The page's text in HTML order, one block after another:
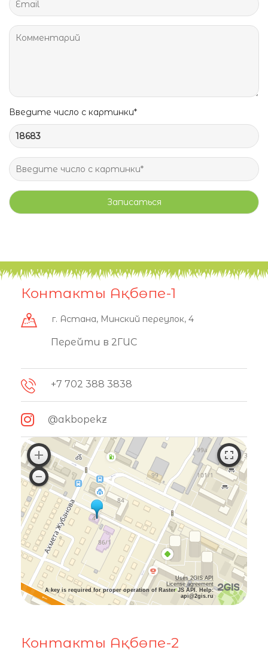
Введите число с картинки*
Записаться
Контакты Ақбөпе-1
г. Астана, Минский переулок, 4
Перейти в 2ГИС
+7 702 388 3838
@akbopekz
Uses 2GIS API
License agreement
A key is required for proper operation of Raster JS API. Help:
api@2gis.ru
Контакты Ақбөпе-2